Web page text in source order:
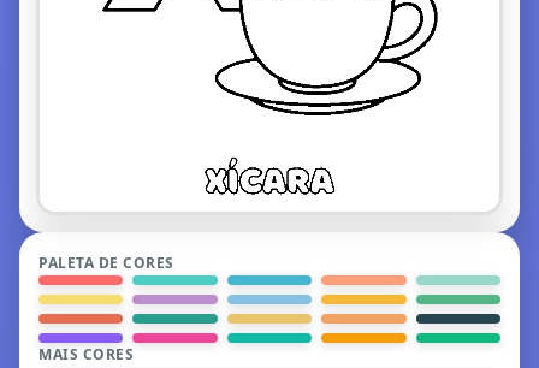
PALETA DE CORES
MAIS CORES